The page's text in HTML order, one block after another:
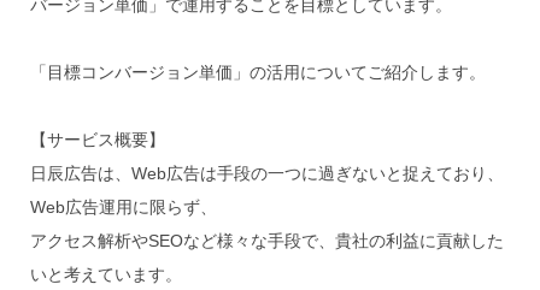
バージョン単価」で運用することを目標としています。
「目標コンバージョン単価」の活用についてご紹介します。
【サービス概要】
日辰広告は、Web広告は手段の一つに過ぎないと捉えており、
Web広告運用に限らず、
アクセス解析やSEOなど様々な手段で、貴社の利益に貢献した
いと考えています。